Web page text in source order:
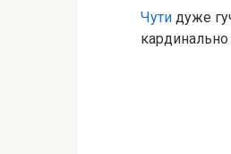
Чути дуже